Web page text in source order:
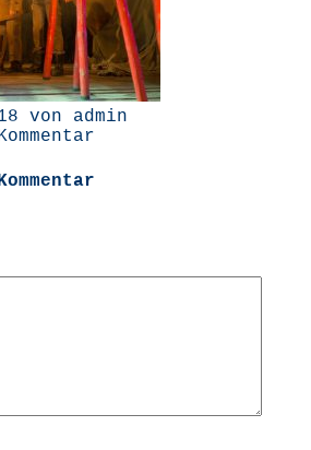
von admin